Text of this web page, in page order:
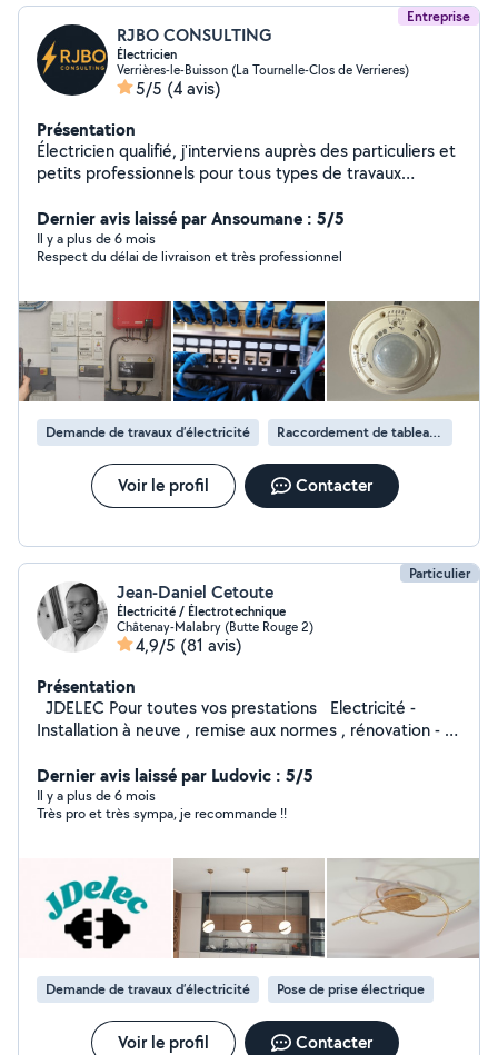
Entreprise
RJBO CONSULTING
Électricien
Verrières-le-Buisson (La Tournelle-Clos de Verrieres)
5/5 (4 avis)
Présentation
Électricien qualifié, j'interviens auprès des particuliers et
petits professionnels pour tous types de travaux
sécurité, rénovation de tableaux électriques, installation
de prises, interrupteurs, éclairages, bornes de recharge
IRVE et accompagnement de projets photovoltaïques.
Remplacement ou rénovation de tableau électrique ;
Installation ou déplacement de prises et interrupteurs ;
Éclairage intérieur et extérieur ; Mise en sécurité
d'installations électriques ; Installation de bornes de
recharge pour véhicules électriques ; Conseil pour
projets photovoltaïques ; Petits travaux électriques
domestiques et tertiaires. Mes engagements :
Entreprise déclarée et assurée ; Assurance décennale
selon les travaux réalisés ; Devis clair avant intervention ;
Conseils et explications transparents ; Interlocuteur
conforme aux règles de l'art.
Dernier avis laissé par Ansoumane : 5/5
Il y a plus de 6 mois
Respect du délai de livraison et très professionnel
Demande de travaux d’électricité Raccordement de tableau électrique
Voir le profil Contacter
Particulier
Jean-Daniel Cetoute
Électricité / Électrotechnique
Châtenay-Malabry (Butte Rouge 2)
4,9/5 (81 avis)
Présentation
Installation à neuve , remise aux normes , rénovation -
Motorisation portail - Installation store banne - Contrôle
d'accès - Installation borne de recharge véhicule
électrique - Caméra surveillance - Réparation
une solution adaptée à vos besoins, je préconise un
diagnostic par téléphone ou sur place. - Devis gratuit
Dernier avis laissé par Ludovic : 5/5
Il y a plus de 6 mois
Très pro et très sympa, je recommande !!
Demande de travaux d’électricité Pose de prise électrique
Voir le profil Contacter